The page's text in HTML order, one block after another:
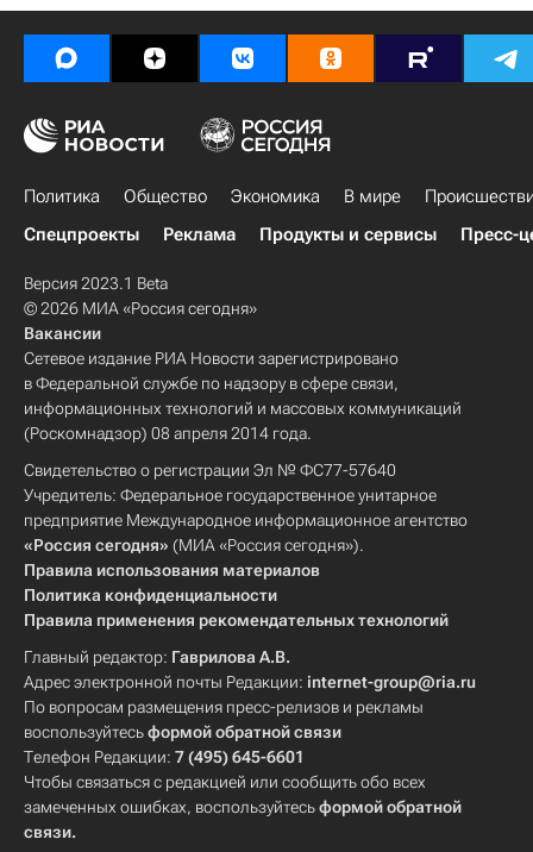
Политика Общество Экономика В мире
Спецпроекты
Реклама Продукты и сервисы Пресс-
Версия 2023.1 Beta
© 2026 МИА «Россия сегодня»
Вакансии
Сетевое издание РИА Новости зарегистрировано
в Федеральной службе по надзору в сфере связи,
информационных технологий и массовых коммуникаций
(Роскомнадзор) 08 апреля 2014 года.
Свидетельство о регистрации Эл № ФС77-57640
Учредитель: Федеральное государственное унитарное
предприятие Международное информационное агентство
«Россия сегодня» (МИА «Россия сегодня»).
Правила использования материалов
Политика конфиденциальности
Правила применения рекомендательных технологий
Главный редактор: Гаврилова А.В.
Адрес электронной почты Редакции: internet-group@ria.ru
По вопросам размещения пресс-релизов и рекламы
воспользуйтесьформой обратной связи
Телефон Редакции: 7 (495) 645-6601
Чтобы связаться с редакцией или сообщить обо всех
замеченных ошибках, воспользуйтесьформой обратной
связи.